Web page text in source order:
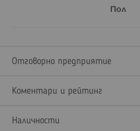
Пол
Отговорно предприятие
Коментари и рейтинг
Наличности